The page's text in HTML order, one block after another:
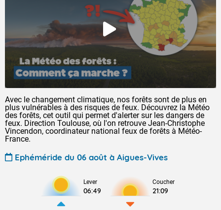
Avec le changement climatique, nos forêts sont de plus en
plus vulnérables à des risques de feux. Découvrez la Météo
des forêts, cet outil qui permet d'alerter sur les dangers de
feux. Direction Toulouse, où l'on retrouve Jean-Christophe
Vincendon, coordinateur national feux de forêts à Météo-
France.
Ephéméride du 06 août à Aigues-Vives
Lever
06:49
Coucher
21:09